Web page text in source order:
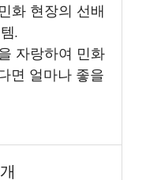
화 현장의 선배
.
자랑하여 민화
면 얼마나 좋을